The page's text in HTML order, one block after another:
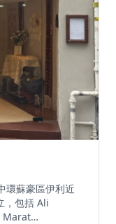
大理石幾何圖案
畫作為靈感
午市套餐或季節
時至凌晨12時營
號 The
環蘇豪區伊利近
，包括 Ali
Marat